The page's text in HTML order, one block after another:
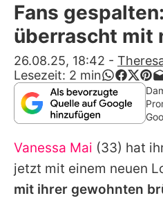
Stars
Filme &
Familie
Alle Themen
Fans
überrascht mit
26.08.25, 18:42 -
Lesezeit: 2 min
Vanessa Mai (33) hat
jetzt mit einem neuen
mit ihrer gewohnten